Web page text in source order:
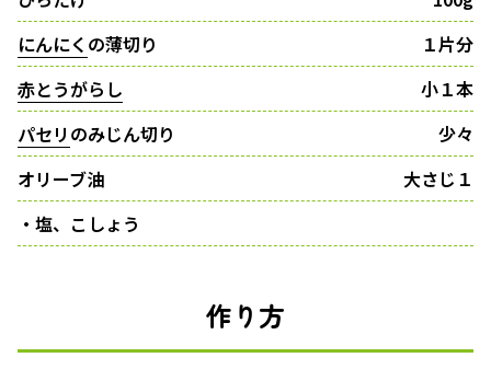
にんにく の薄切り
１片分
赤とうがらし
小１本
パセリ のみじん切り
少々
オリーブ油
大さじ１
・塩、こしょう
作り方